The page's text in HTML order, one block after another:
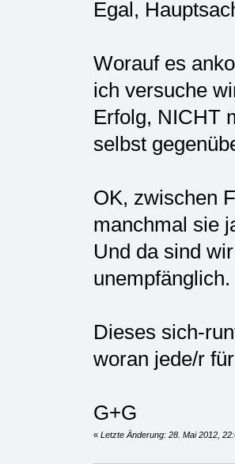
Egal,
Worauf es
ich versuche
Erfolg, NICHT
selbst
OK, zwischen
manchmal sie
Und da sind
unempfänglich.
Dieses sich-
woran jede/r
G+G
« Letzte Änderung: 28. Mai 2012,